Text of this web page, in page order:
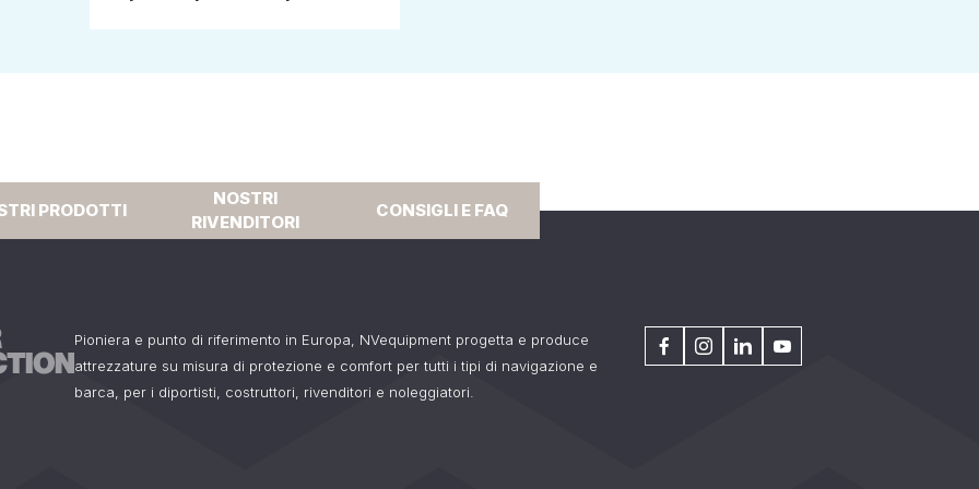
PRODOTTI
NOSTRI
RIVENDITORI
CONSIGLI E FAQ
Pioniera e punto di riferimento in Europa, NVequipment progetta e produce
attrezzature su misura di protezione e comfort per tutti i tipi di navigazione e
barca, per i diportisti, costruttori, rivenditori e noleggiatori.